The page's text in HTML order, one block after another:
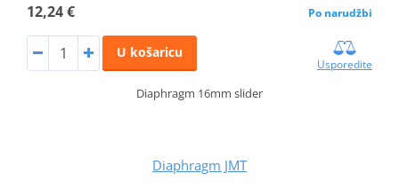
12,24 € Po narudžbi
U košaricu
Usporedite
Diaphragm 16mm slider
Diaphragm JMT